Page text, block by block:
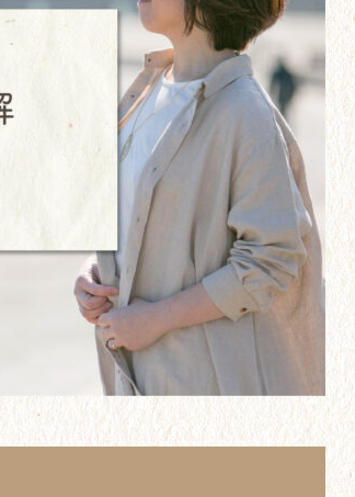
【23】教員2年目。彼との別
れ。周囲との交流。
【20】心と体はだませない。努
力にも限界がある。